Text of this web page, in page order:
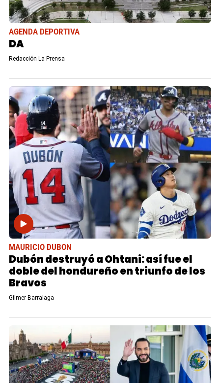
AGENDA DEPORTIVA
DA
Redacción La Prensa
MAURICIO DUBON
Dubón destruyó a Ohtani: así fue el
doble del hondureño en triunfo de los
Bravos
Gilmer Barralaga